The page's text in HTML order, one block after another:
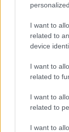
I want to
related to
device
I want to
related to
I want to
related to
I want to